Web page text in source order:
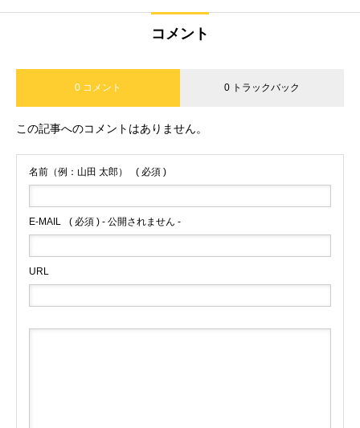
コメント
0 コメント 0 トラックバック
この記事へのコメントはありません。
名前（例：山田 太郎） ( 必須 )
E-MAIL ( 必須 ) - 公開されません -
URL